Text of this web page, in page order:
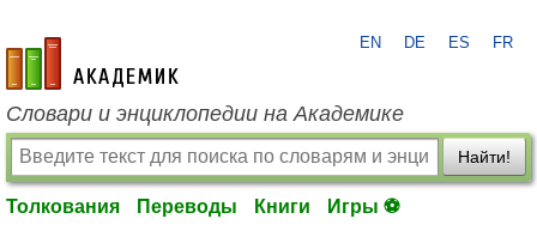
academic.ru
EN DE ES FR
Словари и энциклопедии на Академике
Найти!
Толкования Переводы Книги Игры ⚽